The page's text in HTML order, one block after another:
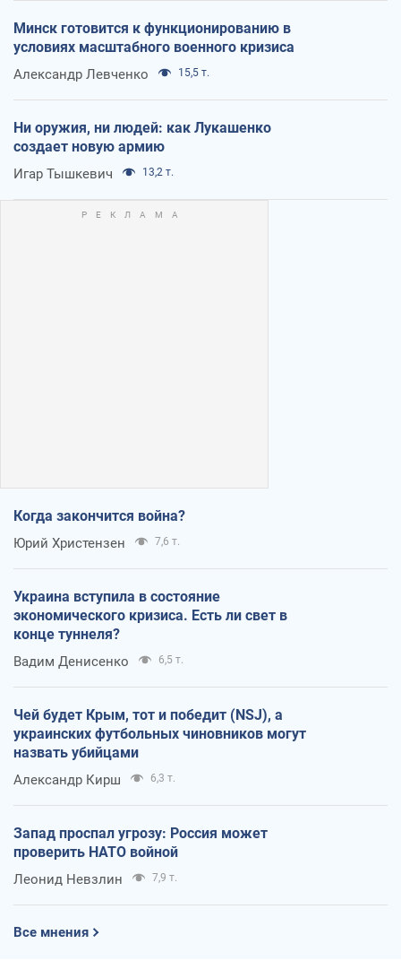
Минск готовится к функционированию в
условиях масштабного военного кризиса
Александр Левченко 15,5 т.
Ни оружия, ни людей: как Лукашенко
создает новую армию
Игар Тышкевич 13,2 т.
Когда закончится война?
Юрий Христензен 7,6 т.
Украина вступила в состояние
экономического кризиса. Есть ли свет в
конце туннеля?
Вадим Денисенко 6,5 т.
Чей будет Крым, тот и победит (NSJ), а
украинских футбольных чиновников могут
назвать убийцами
Александр Кирш 6,3 т.
Запад проспал угрозу: Россия может
проверить НАТО войной
Леонид Невзлин 7,9 т.
Все мнения